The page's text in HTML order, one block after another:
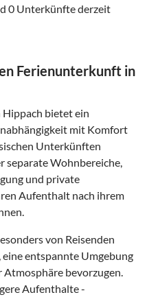
0 Unterkünfte derzeit
Ferienunterkunft in
bietet ein
mit Komfort
Unterkünften
separate Wohnbereiche,
und private
Aufenthalt nach ihrem
von Reisenden
entspannte Umgebung
bevorzugen.
Aufenthalte -